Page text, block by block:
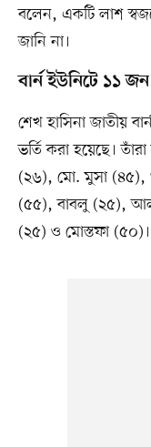
বলেন, একটি লাশ
জানি না।
বার্ন ইউনিটে ১১ জন
শেখ হাসিনা জাতীয়
ভর্তি করা হয়েছে।
(২৬), মো. মুসা
(৫৫), বাবলু (২৫), আল
(২৫) ও মোস্তফা (৫০)।